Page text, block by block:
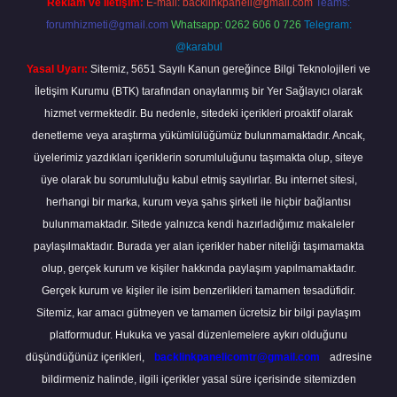
Reklam ve İletişim: E-mail: backlinkpaneli@gmail.com Teams:
forumhizmeti@gmail.com Whatsapp: 0262 606 0 726 Telegram:
@karabul
Yasal Uyarı: Sitemiz, 5651 Sayılı Kanun gereğince Bilgi Teknolojileri ve
İletişim Kurumu (BTK) tarafından onaylanmış bir Yer Sağlayıcı olarak
hizmet vermektedir. Bu nedenle, sitedeki içerikleri proaktif olarak
denetleme veya araştırma yükümlülüğümüz bulunmamaktadır. Ancak,
üyelerimiz yazdıkları içeriklerin sorumluluğunu taşımakta olup, siteye
üye olarak bu sorumluluğu kabul etmiş sayılırlar. Bu internet sitesi,
herhangi bir marka, kurum veya şahıs şirketi ile hiçbir bağlantısı
bulunmamaktadır. Sitede yalnızca kendi hazırladığımız makaleler
paylaşılmaktadır. Burada yer alan içerikler haber niteliği taşımamakta
olup, gerçek kurum ve kişiler hakkında paylaşım yapılmamaktadır.
Gerçek kurum ve kişiler ile isim benzerlikleri tamamen tesadüfidir.
Sitemiz, kar amacı gütmeyen ve tamamen ücretsiz bir bilgi paylaşım
platformudur. Hukuka ve yasal düzenlemelere aykırı olduğunu
düşündüğünüz içerikleri,
backlinkpanelicomtr@gmail.com
adresine
bildirmeniz halinde, ilgili içerikler yasal süre içerisinde sitemizden